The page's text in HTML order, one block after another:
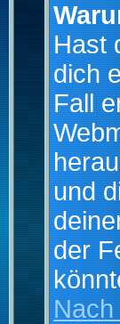
Hast
dich
Fall
und
der